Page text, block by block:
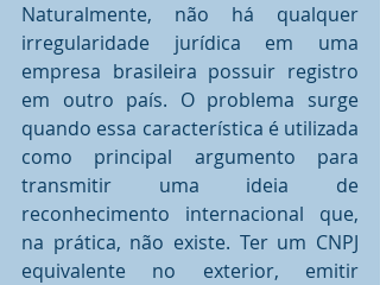
Naturalmente, não há qualquer
irregularidade jurídica em uma
empresa brasileira possuir registro
em outro país. O problema surge
quando essa característica é utilizada
como principal argumento para
transmitir uma ideia de
reconhecimento internacional que,
na prática, não existe. Ter um CNPJ
equivalente no exterior, emitir